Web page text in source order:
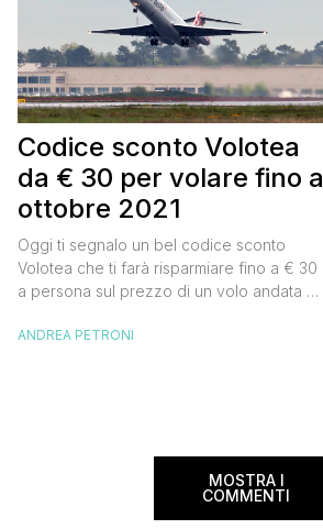
Codice sconto Volotea
da € 30 per volare fino a
ottobre 2021
Oggi ti segnalo un bel codice sconto
Volotea che ti farà risparmiare fino a € 30
a persona sul prezzo di un volo andata e
15 a tratta, che diventano € 30 su un volo
ANDREA PETRONI
MOSTRA I
COMMENTI